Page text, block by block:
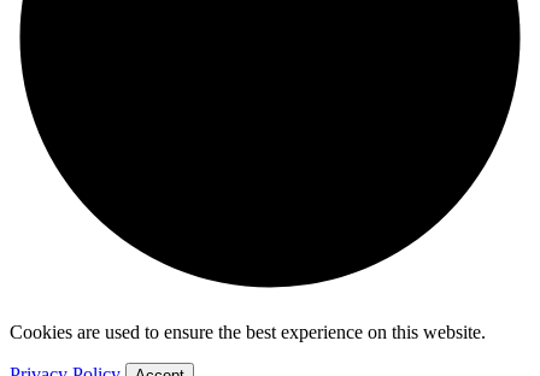
Cookies are used to ensure the best experience on this website.